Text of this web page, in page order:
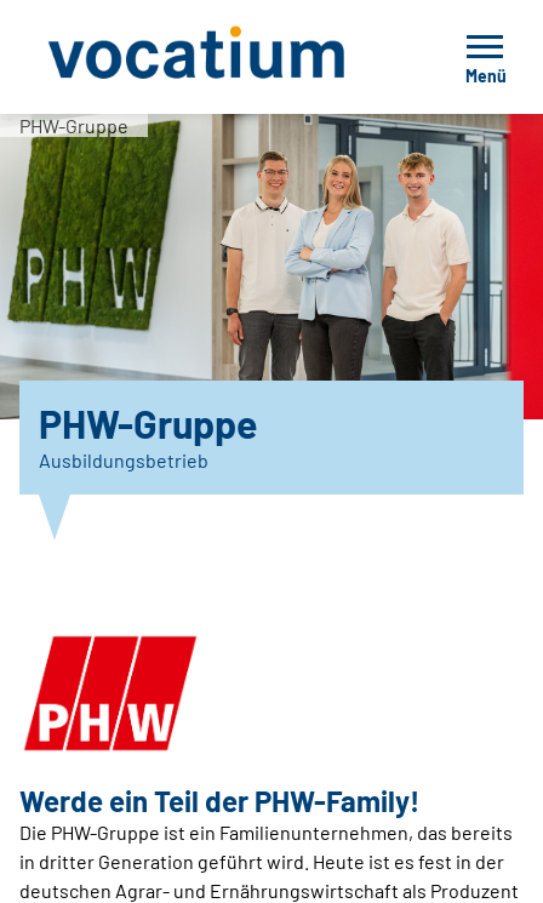
Menü
PHW-Gruppe
PHW-Gruppe
Ausbildungsbetrieb
Werde ein Teil der PHW-Family!
Die PHW-Gruppe ist ein Familienunternehmen, das bereits
in dritter Generation geführt wird. Heute ist es fest in der
deutschen Agrar- und Ernährungswirtschaft als Produzent